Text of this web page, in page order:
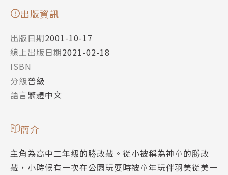
出版資訊
出版日期2001-10-17
線上出版日期2021-02-18
ISBN
分級普級
語言繁體中文
簡介
主角為高中二年級的勝改藏。從小被稱為神童的勝改
藏，小時候有一次在公園玩耍時被童年玩伴羽美從美一